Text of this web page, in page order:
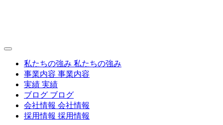
私たちの強み 私たちの強み
事業内容 事業内容
実績 実績
ブログ ブログ
会社情報 会社情報
採用情報 採用情報